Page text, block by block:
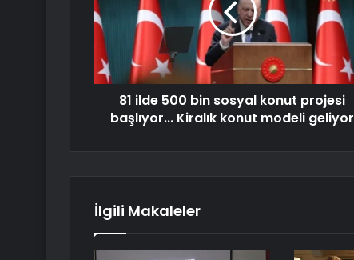
81 ilde 500 bin sosyal konut projesi
başlıyor... Kiralık konut modeli geliyor
İlgili Makaleler